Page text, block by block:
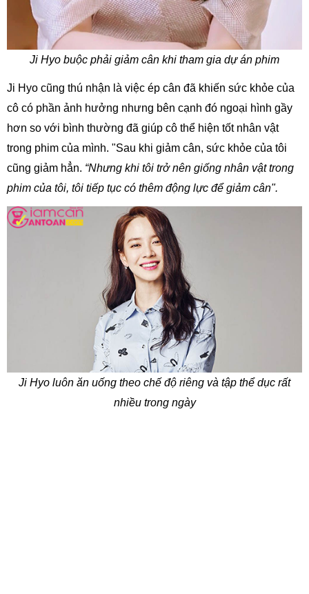
Ji Hyo buộc phải giảm cân khi tham gia dự án phim
Ji Hyo cũng thú nhận là việc ép cân đã khiến sức khỏe của
cô có phần ảnh hưởng nhưng bên cạnh đó ngoại hình gầy
hơn so với bình thường đã giúp cô thể hiện tốt nhân vật
trong phim của mình. "Sau khi giảm cân, sức khỏe của tôi
cũng giảm hẳn. “Nhưng khi tôi trở nên giống nhân vật trong
phim của tôi, tôi tiếp tục có thêm động lực để giảm cân".
Ji Hyo luôn ăn uống theo chế độ riêng và tập thể dục rất
nhiều trong ngày